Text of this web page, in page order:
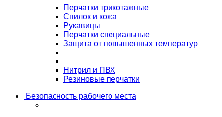
Перчатки трикотажные
Спилок и кожа
Рукавицы
Перчатки специальные
Защита от повышенных температур
Нитрил и ПВХ
Резиновые перчатки
Безопасность рабочего места